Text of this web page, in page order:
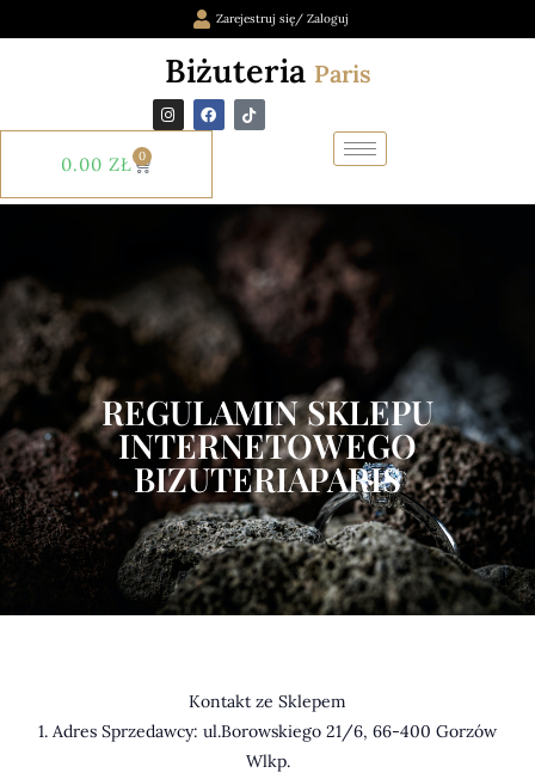
Zarejestruj się/ Zaloguj
Biżuteria Paris
0.00 ZŁ 0
REGULAMIN SKLEPU
INTERNETOWEGO
BIZUTERIAPARIS
Kontakt ze Sklepem
1. Adres Sprzedawcy: ul.Borowskiego 21/6, 66-400 Gorzów
Wlkp.